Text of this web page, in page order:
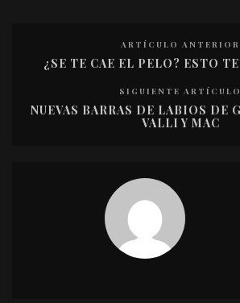
ARTÍCULO ANTERIOR
¿SE TE CAE EL PELO? ESTO
SIGUIENTE ARTÍCULO
NUEVAS BARRAS DE LABIOS DE
VALLI Y MAC